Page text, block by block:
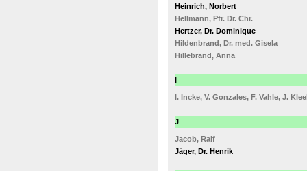
Heinrich, Norbert
Hellmann, Pfr. Dr. Chr.
Hertzer, Dr. Dominique
Hildenbrand, Dr. med. Gisela
Hillebrand, Anna
I
I. Incke, V. Gonzales, F. Vahle, J.
J
Jacob, Ralf
Jäger, Dr. Henrik